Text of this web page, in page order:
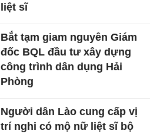
liệt sĩ
Bắt tạm giam nguyên Giám
đốc BQL đầu tư xây dựng
công trình dân dụng Hải
Phòng
Người dân Lào cung cấp vị
trí nghi có mộ nữ liệt sĩ bộ